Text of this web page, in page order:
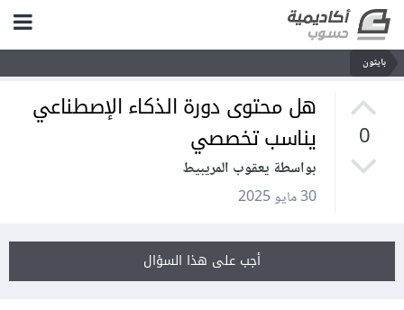
بايثون
0
هل محتوى دورة الذكاء الإصطناعي
يناسب تخصصي
بواسطة يعقوب المريبيط
30 مايو 2025
أجب على هذا السؤال